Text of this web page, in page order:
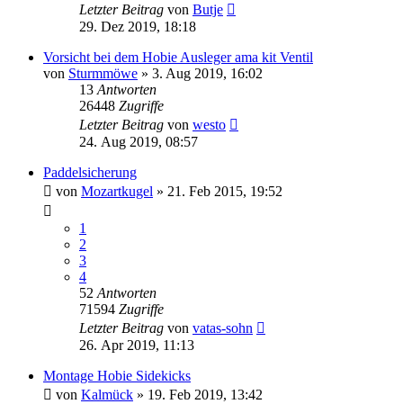
Letzter Beitrag von Butje
29. Dez 2019, 18:18
Vorsicht bei dem Hobie Ausleger ama kit Ventil
von Sturmmöwe » 3. Aug 2019, 16:02
13 Antworten
26448 Zugriffe
Letzter Beitrag von westo
24. Aug 2019, 08:57
Paddelsicherung
von Mozartkugel » 21. Feb 2015, 19:52
1
2
3
4
52 Antworten
71594 Zugriffe
Letzter Beitrag von vatas-sohn
26. Apr 2019, 11:13
Montage Hobie Sidekicks
von Kalmück » 19. Feb 2019, 13:42